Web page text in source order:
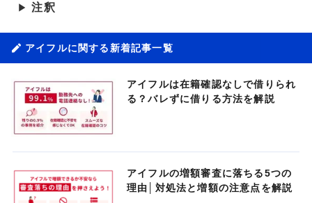
▶ 注釈
アイフルに関する新着記事一覧
アイフルは在籍確認なしで借りられ
る？バレずに借りる方法を解説
アイフルの増額審査に落ちる5つの
理由│対処法と増額の注意点を解説